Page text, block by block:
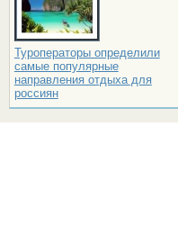
Туроператоры определили
самые популярные
направления отдыха для
россиян